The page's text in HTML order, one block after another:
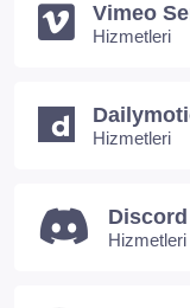
Vimeo
Hizmetleri
Hizmetleri
Hizmetleri